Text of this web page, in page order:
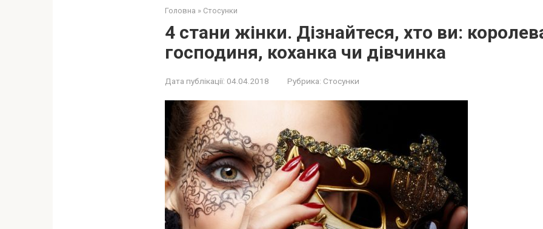
Головна » Стосунки
4 стани жінки. Дізнайтеся, хто ви:
господиня, коханка чи дівчинка
Дата публікації: 04.04.2018 Рубрика: Стосунки